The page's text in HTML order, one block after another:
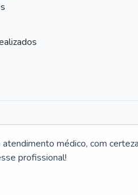
médico, com
profissional!